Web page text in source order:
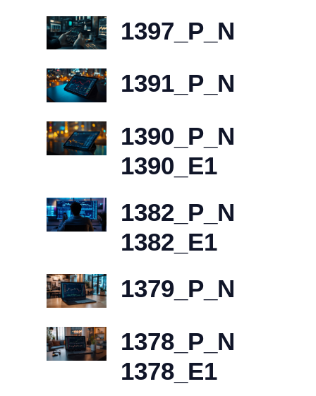
1397_P_N
1391_P_N
1390_P_N
1390_E1
1382_P_N
1382_E1
1379_P_N
1378_P_N
1378_E1